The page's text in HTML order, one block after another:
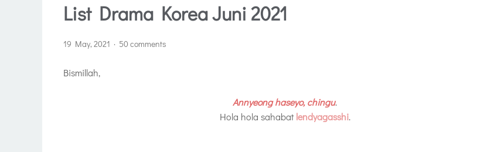
List Drama Korea Juni 2021
19 May, 2021 50 comments
Bismillah,
Annyeong haseyo, chingu.
Hola hola sahabatlendyagasshi.